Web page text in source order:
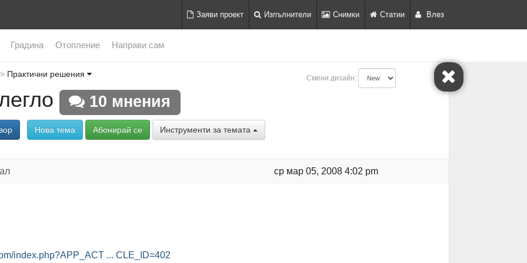
Заяви проект Изпълнители Снимки Статии Влез
Градина Отопление Направи сам
Практични решения Смени дизайн:
10 мнения
Нова тема Абонирай се Инструменти за темата
ср мар 05, 2008 4:02 pm
index.php?APP_ACT ... CLE_ID=402